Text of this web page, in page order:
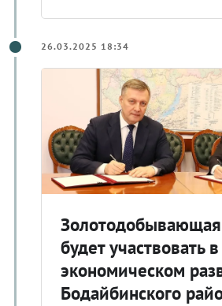
26.03.2025 18:34
будет участвовать
экономическом
Бодайбинского